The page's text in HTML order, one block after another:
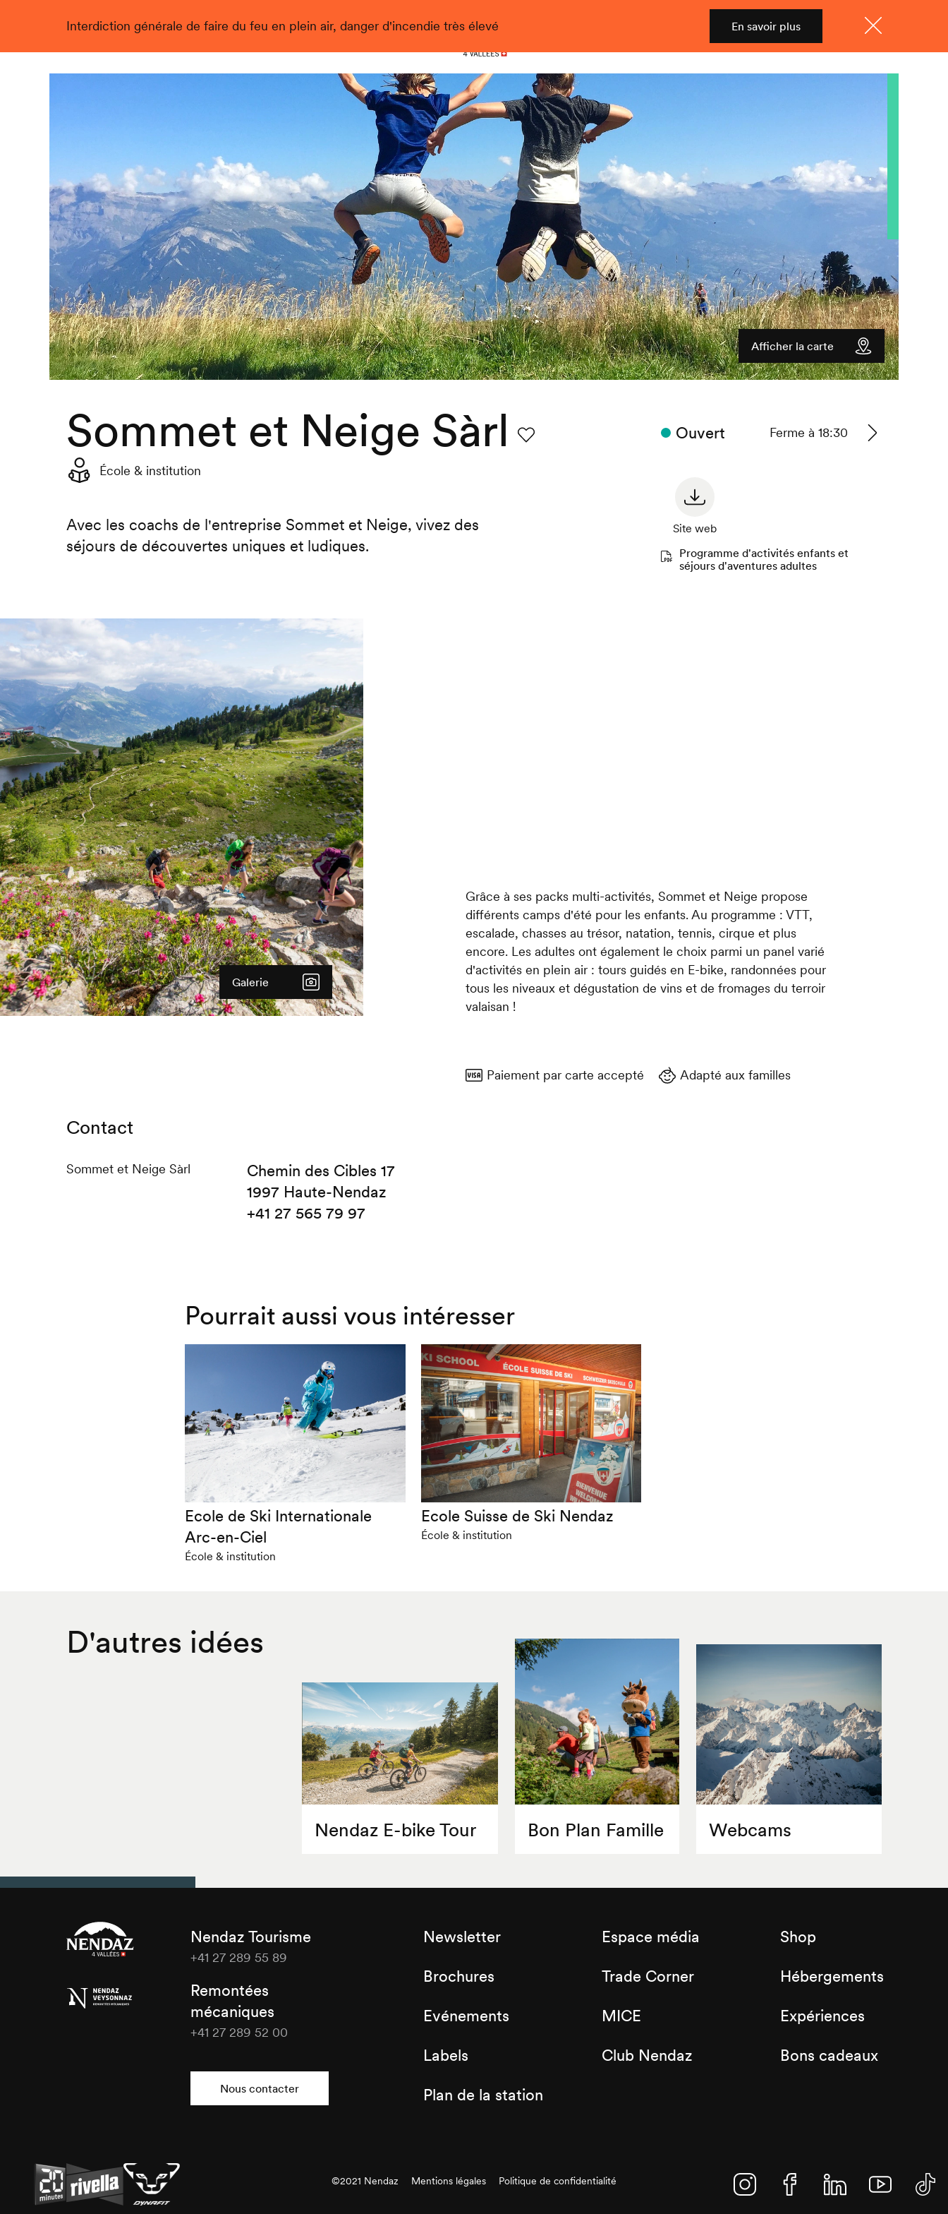
Interdiction générale de faire du feu en plein air, danger d'incendie très élevé En savoir plus
Nendaz
Menu
Shop
Live
Afficher la carte
Sommet et Neige Sàrl
École & institution
Avec les coachs de l'entreprise Sommet et Neige, vivez des
séjours de découvertes uniques et ludiques.
Ouvert
Ferme à 18:30
Site web
Programme d'activités enfants et
séjours d'aventures adultes
Galerie
Grâce à ses packs multi-activités, Sommet et Neige propose
différents camps d'été pour les enfants. Au programme : VTT,
escalade, chasses au trésor, natation, tennis, cirque et plus
encore. Les adultes ont également le choix parmi un panel varié
d'activités en plein air : tours guidés en E-bike, randonnées pour
tous les niveaux et dégustation de vins et de fromages du terroir
valaisan !
Paiement par carte accepté Adapté aux familles
Contact
Sommet et Neige Sàrl
Chemin des Cibles 17
1997 Haute-Nendaz
+41 27 565 79 97
Pourrait aussi vous intéresser
Ecole de Ski Internationale
Arc-en-Ciel
École & institution
Ecole Suisse de Ski Nendaz
École & institution
D'autres idées
Nendaz E-bike Tour Bon Plan Famille Webcams
Tourisme
Nendaz Tourisme
+41 27 289 55 89
Remontées
mécaniques
+41 27 289 52 00
Nous contacter
Newsletter
Brochures
Evénements
Labels
Plan de la station
Espace média
Trade Corner
MICE
Club Nendaz
Shop
Hébergements
Expériences
Bons cadeaux
©2021 Nendaz Mentions légales Politique de confidentialité